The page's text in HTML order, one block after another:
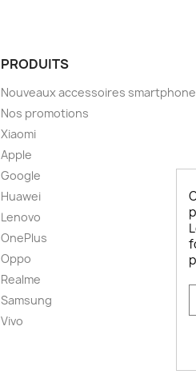
PRODUITS
Nouveaux accessoires smartphone
Nos promotions
Xiaomi
Apple
Google
Huawei
Lenovo
OnePlus
Oppo
Realme
Samsung
Vivo